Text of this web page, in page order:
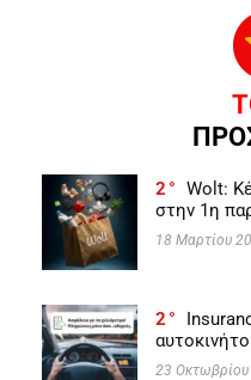
2
Wolt:
στην 1η
18 Μαρτίου
2
23